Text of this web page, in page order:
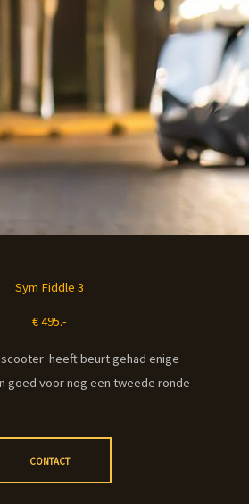
Sym Fiddle 3
€ 495.-
heeft beurt gehad enige
goed voor nog een tweede ronde
CONTACT